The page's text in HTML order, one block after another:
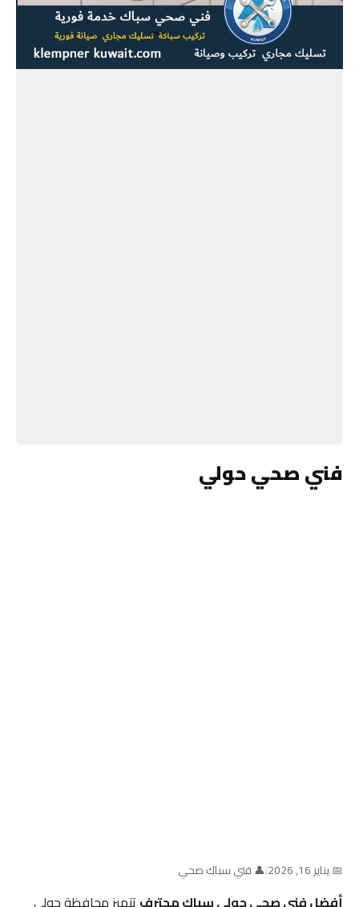
فني صحي حولي
📅 يناير 16, 2026 |👤 فني سباك صحي
أفضل فني صحي حولي سباك محترفتتميز محافظة حولي